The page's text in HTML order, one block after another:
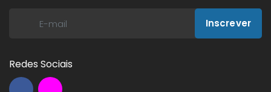
Inscrever
Redes Sociais